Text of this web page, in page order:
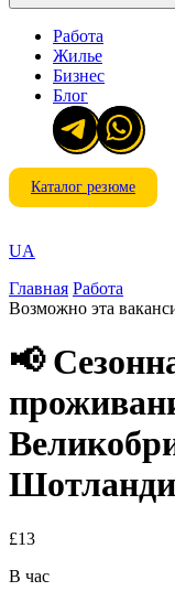
Работа
Жилье
Бизнес
Блог
Каталог резюме
UA
Главная Работа
Возможно эта
📢
£13
В час